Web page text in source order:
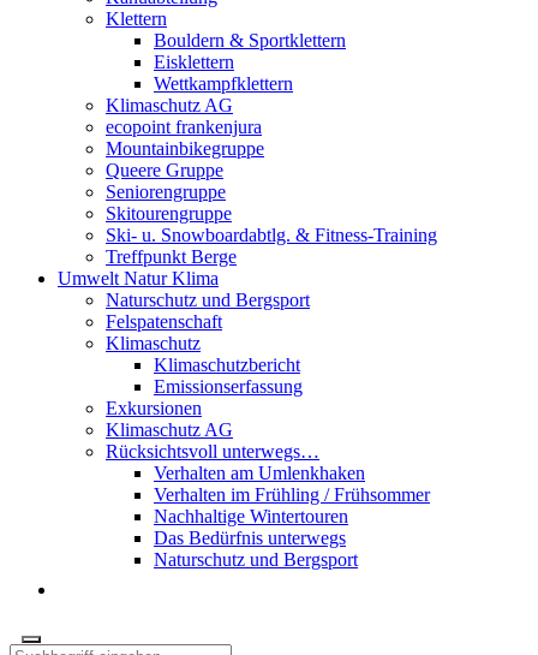
Klettern
Bouldern & Sportklettern
Eisklettern
Wettkampfklettern
Klimaschutz AG
ecopoint frankenjura
Mountainbikegruppe
Queere Gruppe
Seniorengruppe
Skitourengruppe
Ski- u. Snowboardabtlg. & Fitness-Training
Treffpunkt Berge
Umwelt Natur Klima
Naturschutz und Bergsport
Felspatenschaft
Klimaschutz
Klimaschutzbericht
Emissionserfassung
Exkursionen
Klimaschutz AG
Rücksichtsvoll unterwegs…
Verhalten am Umlenkhaken
Verhalten im Frühling / Frühsommer
Nachhaltige Wintertouren
Das Bedürfnis unterwegs
Naturschutz und Bergsport